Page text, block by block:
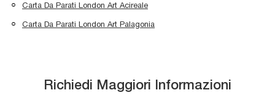
Carta Da Parati London Art Acireale
Carta Da Parati London Art Palagonia
Richiedi Maggiori Informazioni